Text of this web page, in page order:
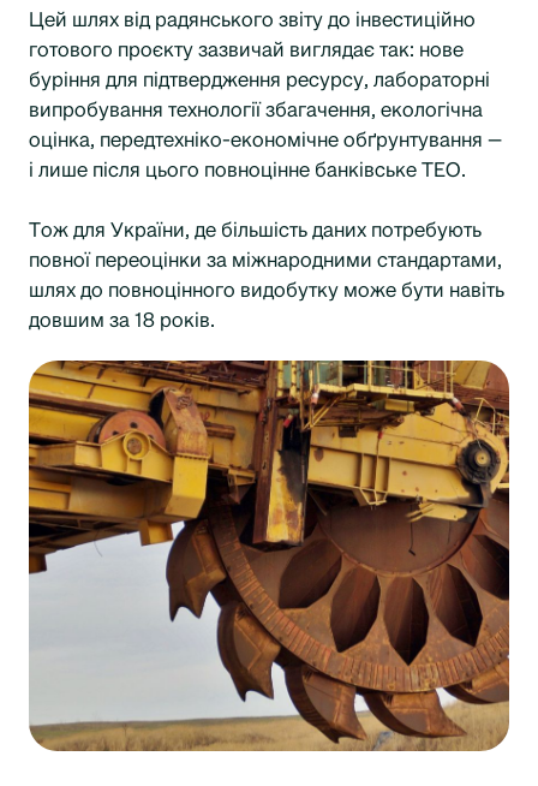
Цей шлях від радянського звіту до інвестиційно
готового проєкту зазвичай виглядає так: нове
буріння для підтвердження ресурсу, лабораторні
випробування технології збагачення, екологічна
оцінка, передтехніко-економічне обґрунтування —
і лише після цього повноцінне банківське ТЕО.
Тож для України, де більшість даних потребують
повної переоцінки за міжнародними стандартами,
шлях до повноцінного видобутку може бути навіть
довшим за 18 років.